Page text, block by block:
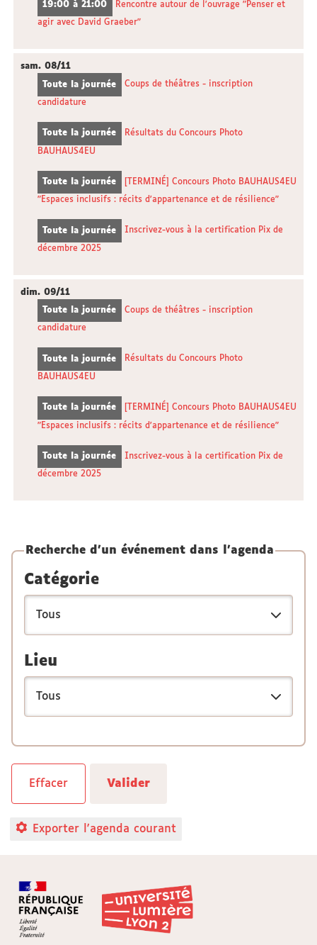
19:00 à 21:00 Rencontre autour de l'ouvrage "Penser et
agir avec David Graeber"
sam.08/11
Toute la journée Coups de théâtres - inscription
candidature
Toute la journée Résultats du Concours Photo
BAUHAUS4EU
Toute la journée [TERMINÉ] Concours Photo BAUHAUS4EU
"Espaces inclusifs : récits d'appartenance et de résilience"
Toute la journée Inscrivez-vous à la certification Pix de
décembre 2025
dim.09/11
Toute la journée Coups de théâtres - inscription
candidature
Toute la journée Résultats du Concours Photo
BAUHAUS4EU
Toute la journée [TERMINÉ] Concours Photo BAUHAUS4EU
"Espaces inclusifs : récits d'appartenance et de résilience"
Toute la journée Inscrivez-vous à la certification Pix de
décembre 2025
Recherche d'un événement dans l'agenda
Catégorie
Lieu
Exporter l'agenda courant